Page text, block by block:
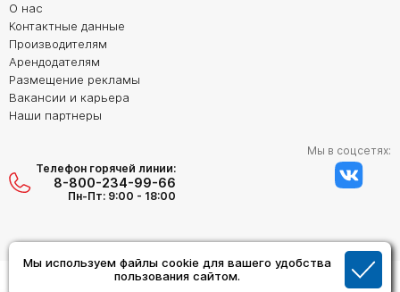
Мы используем файлы cookie для вашего удобства
пользования сайтом.
О нас
Контактные данные
Производителям
Арендодателям
Размещение рекламы
Вакансии и карьера
Наши партнеры
Телефон горячей линии:
8-800-234-99-66
Пн-Пт: 9:00 - 18:00
Мы в соцсетях: